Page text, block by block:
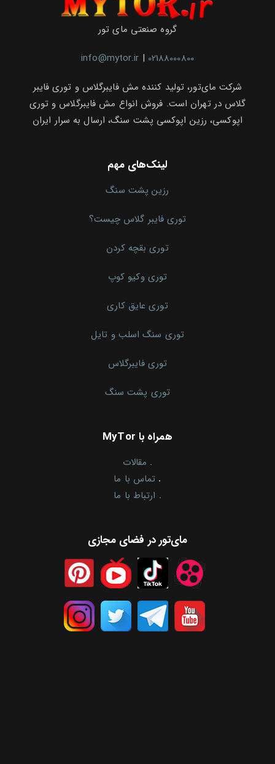
گروه صنعتی مای تور
info@mytor.ir | 02188000800
شرکت مای‌تور، تولید کننده مش فایبرگلاس و توری فایبر
گلاس در تهران است. فروش انواع مش فایبرگلاس و توری
اپوکسی، رزین اپوکسی پشت سنگ، ارسال به سرار ایران
لینک‌های مهم
رزین پشت سنگ
توری فایبر گلاس چیست؟
توری بقچه کردن
توری وکیو کوپ
توری عایق کاری
توری سنگ اسلب و تایل
توری فایبرگلاس
توری پشت سنگ
همراه با MyTor
. مقالات
. تماس با ما
. ارتباط با ما
مای‌تور در فضای مجازی